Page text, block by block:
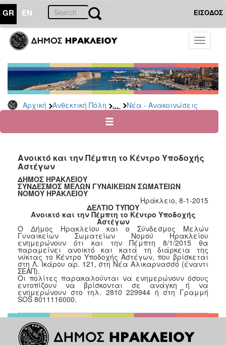
GR EN ΕΙΣΟΔΟΣ
Toggle
Αρχική Ανθεκτική Πόλη ... Νέα - Ανακοινώσεις
ΑΝΘΕΚΤΙΚΗ
ΠΟΛΗ
Κοινωνική
Πολιτική
Νέα
Ανακοινώσεις
για
Οικονομική
Αδυναμία
&
Φυσικές
Κοινοτικής
Φροντίδας
(Κ.Α.Π.Η.)
Κέντρα
Δημιουργικής
Απασχόλησης
Παιδιών
Κέντρα
Ημερήσιας
Ανοικτό και την Πέμπτη το Κέντρο Υποδοχής
Αστέγων
ΔΗΜΟΣ ΗΡΑΚΛΕΙΟΥ
ΣΥΝΔΕΣΜΟΣ ΜΕΛΩΝ ΓΥΝΑΙΚΕΙΩΝ ΣΩΜΑΤΕΙΩΝ
ΝΟΜΟΥ ΗΡΑΚΛΕΙΟΥ
Ηράκλειο, 8-1-2015
ΔΕΛTΙΟ ΤΥΠOΥ
Ανοικτό και την Πέμπτη το Κέντρο Υποδοχής
Αστέγων
Ο Δήμος Ηρακλείου και ο Σύνδεσμος Μελών
Γυναικείων Σωματείων Νομού Ηρακλείου
ενημερώνουν ότι και την Πέμπτη 8/1/2015 θα
παραμείνει ανοικτό και κατά τη διάρκεια της
νύκτας το Κέντρο Υποδοχής Αστέγων, που βρίσκεται
στη Λ. Ικάρου αρ. 121, στη Νέα Αλικαρνασσό (έναντι
ΣΕΑΠ).
Οι πολίτες παρακαλούνται να ενημερώνουν όσους
εντοπίζουν να βρίσκονται σε ανάγκη ή να
ενημερώνουν στο τηλ. 2810 229944 ή στη Γραμμή
SOS 8011116000.